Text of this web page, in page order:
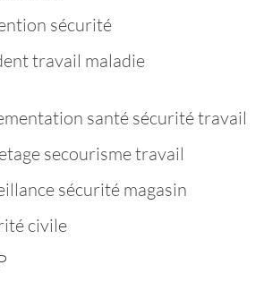
sécurité
travail maladie
santé sécurité travail
secourisme travail
sécurité magasin
civile